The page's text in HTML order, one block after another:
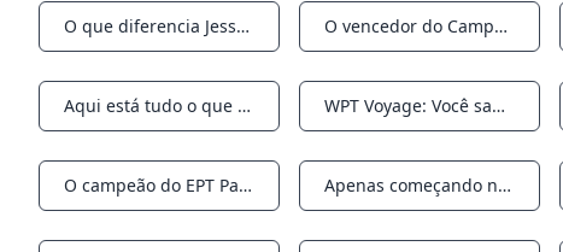
Notifications O que diferencia Jesse Lonis é algo que você simplesmente não consegue ensinar Notifications O vencedor do Campeonato Mundial do WPT, Dan Sepiol, se destaca na Rolling Thunder
Notifications Aqui está tudo o que você pode ter perdido em Triton Jeju Notifications WPT Voyage: Você sabe quem partiu com o maior prêmio de pôquer no mar?
Notifications O campeão do EPT Paris, Barny Boatman, é revelado como o mais recente Team Pro do PokerStars Notifications Apenas começando no pôquer: Ryan Estrada, jogador de pôquer da Flórida, falece